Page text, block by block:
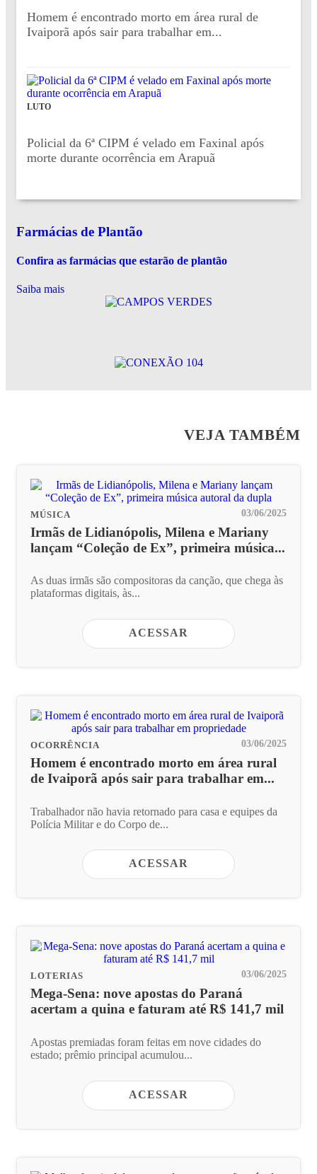
Homem é encontrado morto em área rural de
Ivaiporã após sair para trabalhar em...
LUTO
Policial da 6ª CIPM é velado em Faxinal após
morte durante ocorrência em Arapuã
Farmácias de Plantão
Confira as farmácias que estarão de plantão
Saiba mais
VEJA TAMBÉM
MÚSICA 03/06/2025
Irmãs de Lidianópolis, Milena e Mariany
lançam “Coleção de Ex”, primeira música...
As duas irmãs são compositoras da canção, que chega às
plataformas digitais, às...
ACESSAR
OCORRÊNCIA 03/06/2025
Homem é encontrado morto em área rural
de Ivaiporã após sair para trabalhar em...
Trabalhador não havia retornado para casa e equipes da
Polícia Militar e do Corpo de...
ACESSAR
LOTERIAS 03/06/2025
Mega-Sena: nove apostas do Paraná
acertam a quina e faturam até R$ 141,7 mil
Apostas premiadas foram feitas em nove cidades do
estado; prêmio principal acumulou...
ACESSAR